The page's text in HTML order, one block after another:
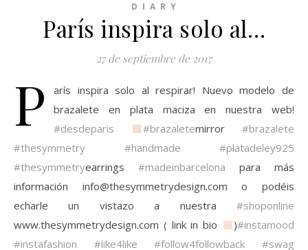
D I A R Y
París inspira solo al…
27 de septiembre de 2017
P
arís inspira solo al respirar! Nuevo modelo de
brazalete en plata maciza en nuestra web!
#desdeparis
#brazaletemirror #brazalete
#thesymmetry
#handmade
#platadeley925
#thesymmetryearrings #madeinbarcelona para más
información info@thesymmetrydesign.com o podéis
echarle un vistazo a nuestra #shoponline
www.thesymmetrydesign.com ( link in bio
)#instamood
#instafashion
#like4like #follow4followback
#swag